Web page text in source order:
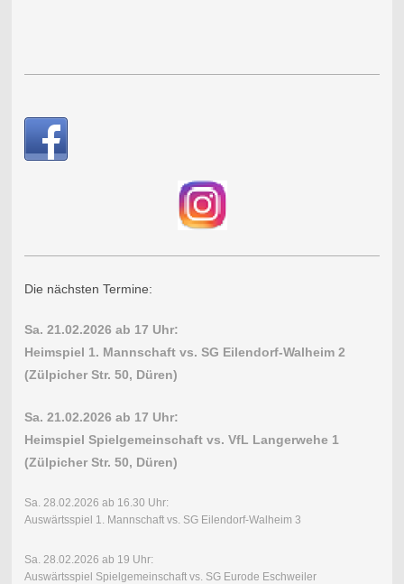
Die nächsten Termine:
Sa. 21.02.2026 ab 17 Uhr:
Heimspiel 1. Mannschaft vs. SG Eilendorf-Walheim 2
(Zülpicher Str. 50, Düren)
Sa. 21.02.2026 ab 17 Uhr:
Heimspiel Spielgemeinschaft vs. VfL Langerwehe 1
(Zülpicher Str. 50, Düren)
Sa. 28.02.2026 ab 16.30 Uhr:
Auswärtsspiel 1. Mannschaft vs. SG Eilendorf-Walheim 3
Sa. 28.02.2026 ab 19 Uhr:
Auswärtsspiel Spielgemeinschaft vs. SG Eurode Eschweiler